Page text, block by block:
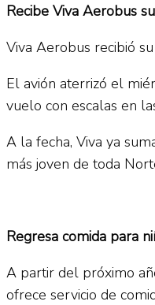
Recibe Viva Aerobus
Viva Aerobus recibió
El avión aterrizó el
vuelo con escalas en
A la fecha, Viva ya
más joven de toda
Regresa comida para
A partir del próximo
ofrece servicio de